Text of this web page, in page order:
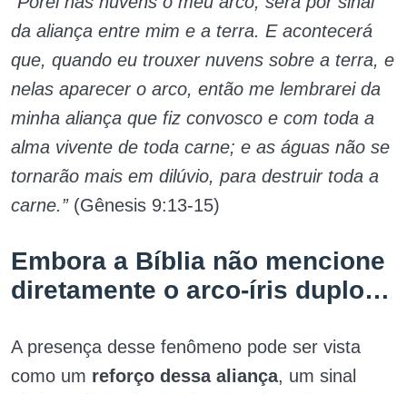
da aliança entre mim e a terra. E acontecerá
que, quando eu trouxer nuvens sobre a terra, e
nelas aparecer o arco, então me lembrarei da
minha aliança que fiz convosco e com toda a
alma vivente de toda carne; e as águas não se
tornarão mais em dilúvio, para destruir toda a
carne.”(Gênesis 9:13-15)
Embora a Bíblia não mencione
diretamente o arco-íris duplo…
A presença desse fenômeno pode ser vista
como um reforço dessa aliança, um sinal